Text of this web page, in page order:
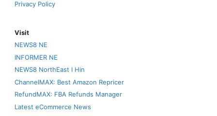
Privacy Policy
Visit
NEWS8 NE
INFORMER NE
NEWS8 NorthEast I Hin
ChannelMAX: Best Amazon Repricer
RefundMAX: FBA Refunds Manager
Latest eCommerce News